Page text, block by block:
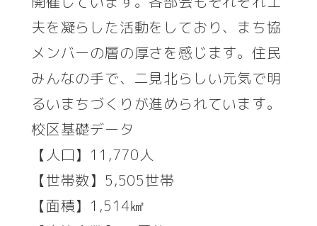
夫を凝らした活動をしており、まち協
メンバーの層の厚さを感じます。住民
みんなの手で、二見北らしい元気で明
るいまちづくりが進められています。
校区基礎データ
【人口】11,770人
【世帯数】5,505世帯
【面積】1,514㎢